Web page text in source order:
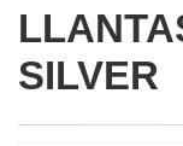
SILVER